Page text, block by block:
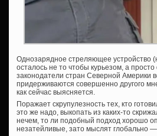
Однозарядное стреляющее устройство
осталось не то чтобы курьезом, а
законодатели стран Северной Америки
придерживаются совершенно другого
как сейчас выясняется.
Поражает скрупулезность тех, кто
это же надо, выкопать из каких-то
нечем, то ли подобный подход хорошо
незатейливые, зато мыслят глобально